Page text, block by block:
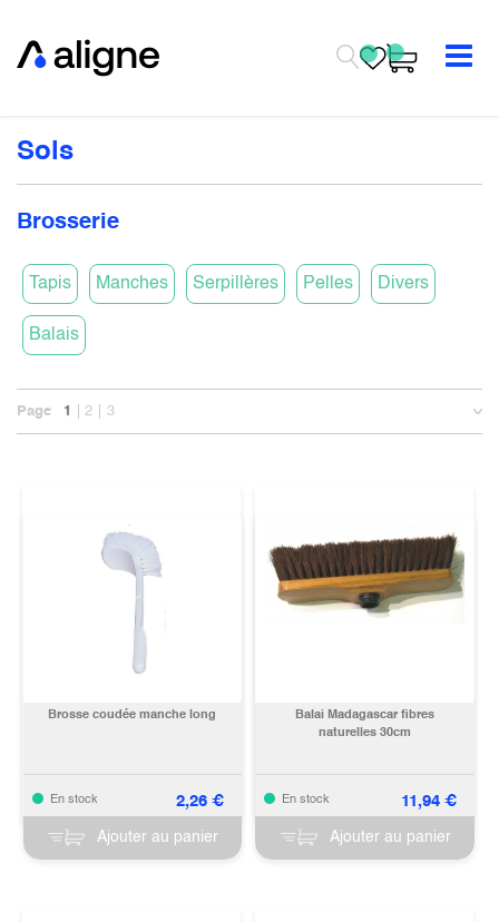
Sols
Brosserie
Tapis Manches Serpillères Pelles Divers
Balais
Page 1 2 3
Brosse coudée manche long
En stock 2,26€
Ajouter au panier
Balai Madagascar fibres
naturelles 30cm
En stock 11,94€
Ajouter au panier